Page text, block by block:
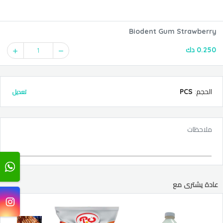
Biodent Gum Strawberry
0.250 دك 1
الحجم:
PCS تعديل
ملاحظات
عادة يشترى مع